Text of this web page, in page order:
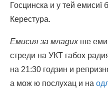
Госцинска и у тей емисиї
Керестура.
Емисия за младихше
стреди на УКТ габох
на 21:30 годзин и
а мож ю послухац и на